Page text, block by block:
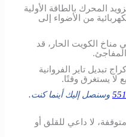
المحرك بالطاقة الأولية
من الأضواء إلى
الكويت الحار، قد
تبديل تاير الفروانية
لا يستغرق وقتًا.
وسنصل إليك أينما كنت.
لا داعي للقلق أو